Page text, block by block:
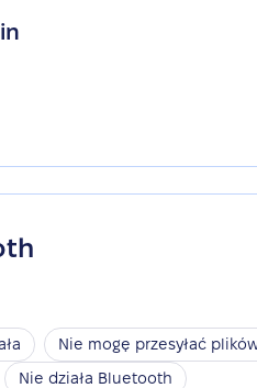
Nie mogę przesyłać
Nie działa Bluetooth